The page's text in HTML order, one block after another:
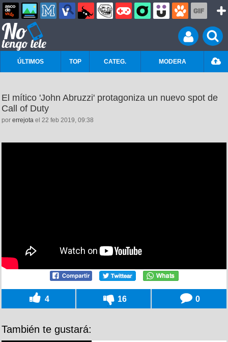
ÚLTIMOS TOP CATEG. MODERA
El mítico 'John Abruzzi' protagoniza un nuevo spot de
Call of Duty
por errejota el 22 feb 2019, 09:38
4 16 0
También te gustará: